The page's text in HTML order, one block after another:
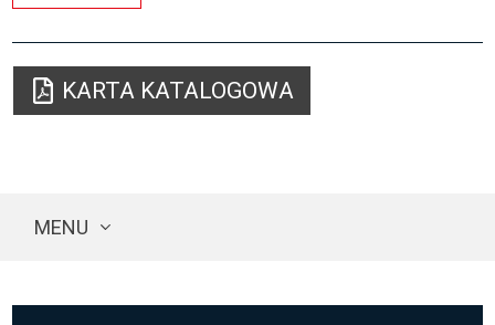
KARTA KATALOGOWA
MENU